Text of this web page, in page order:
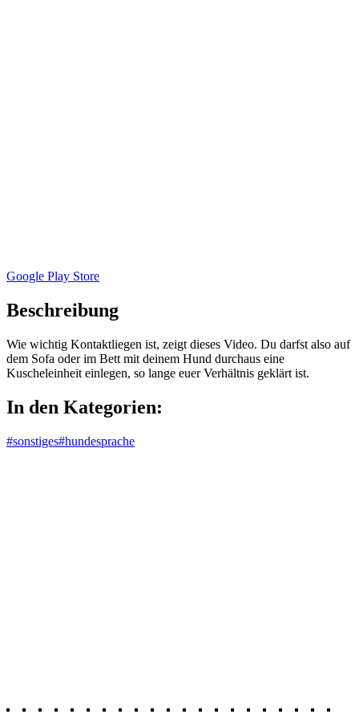
Google Play Store
Beschreibung
Wie wichtig Kontaktliegen ist, zeigt dieses Video. Du darfst also auf
dem Sofa oder im Bett mit deinem Hund durchaus eine
Kuscheleinheit einlegen, so lange euer Verhältnis geklärt ist.
In den Kategorien:
#sonstiges#hundesprache